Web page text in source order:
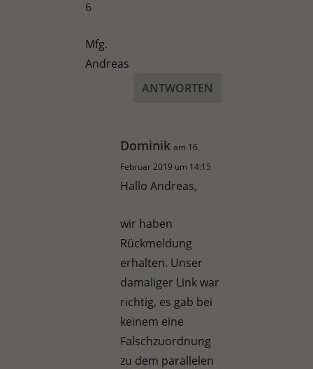
6
Mfg.
Andreas
ANTWORTEN
Dominik am 16.
Februar 2019 um 14:15
Hallo Andreas,
wir haben
Rückmeldung
erhalten. Unser
damaliger Link war
richtig, es gab bei
keinem eine
Falschzuordnung
zu dem parallelen